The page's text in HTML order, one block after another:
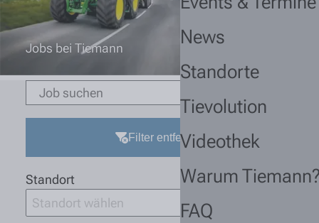
News
Standorte
Tievolution
Videothek
Warum
FAQ
Jobs bei Tiemann
Filter entfernen
Standort
Standort wählen